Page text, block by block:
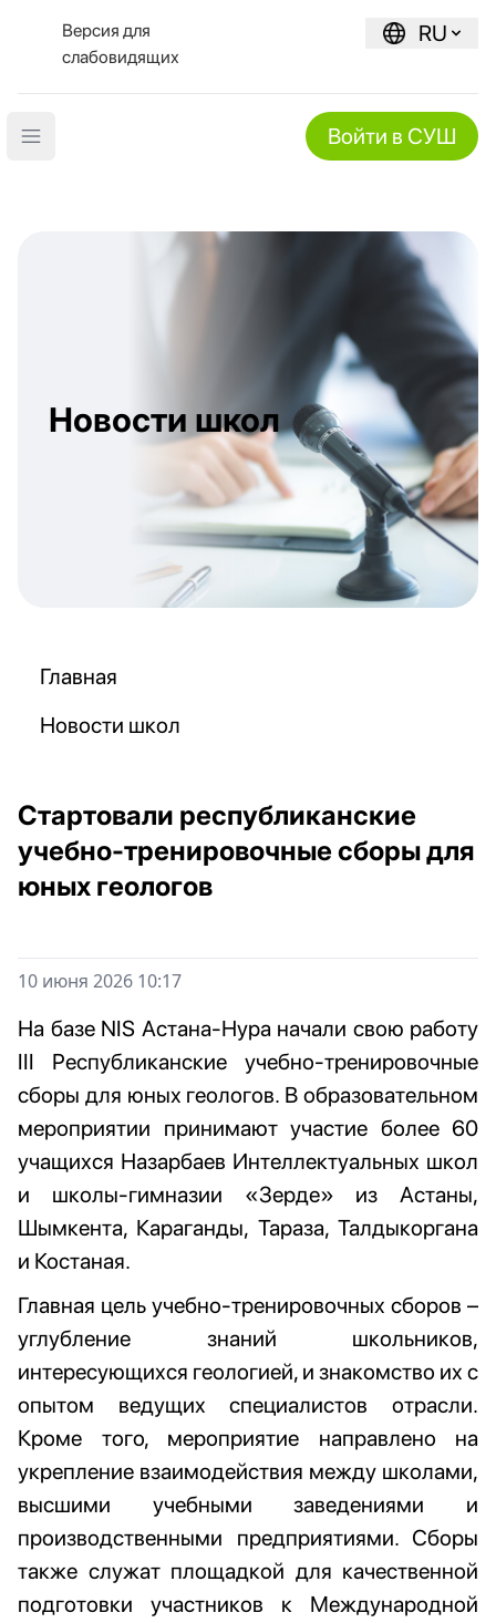
Версия для
слабовидящих
RU
Open main menu Войти в СУШ
Новости школ
Главная
Новости школ
Стартовали республиканские
учебно-тренировочные сборы для
юных геологов
10 июня 2026 10:17
На базе NIS Астана-Нура начали свою работу
III Республиканские учебно-тренировочные
сборы для юных геологов. В образовательном
мероприятии принимают участие более 60
учащихся Назарбаев Интеллектуальных школ
и школы-гимназии «Зерде» из Астаны,
Шымкента, Караганды, Тараза, Талдыкоргана
и Костаная.
Главная цель учебно-тренировочных сборов –
углубление знаний школьников,
интересующихся геологией, и знакомство их с
опытом ведущих специалистов отрасли.
Кроме того, мероприятие направлено на
укрепление взаимодействия между школами,
высшими учебными заведениями и
производственными предприятиями. Сборы
также служат площадкой для качественной
подготовки участников к Международной